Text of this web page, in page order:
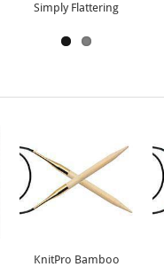
Simply Flattering
KnitPro Bamboo